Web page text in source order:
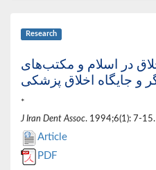
Research
در اسلام و مکتب‌های
و جایگاه اخلاق پزشکی
*
J Iran Dent Assoc. 1994;6(1): 7-15.
Article
PDF